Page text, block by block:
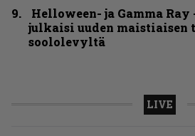
Helloween- ja Gamma Ray
julkaisi uuden maistiaisen
soololevyltä
LIVE